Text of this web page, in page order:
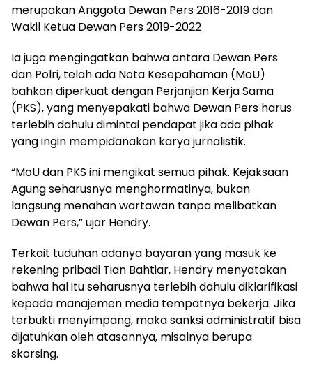
merupakan Anggota Dewan Pers 2016-2019 dan
Wakil Ketua Dewan Pers 2019-2022
Ia juga mengingatkan bahwa antara Dewan Pers
dan Polri, telah ada Nota Kesepahaman (MoU)
bahkan diperkuat dengan Perjanjian Kerja Sama
(PKS), yang menyepakati bahwa Dewan Pers harus
terlebih dahulu dimintai pendapat jika ada pihak
yang ingin mempidanakan karya jurnalistik.
“MoU dan PKS ini mengikat semua pihak. Kejaksaan
Agung seharusnya menghormatinya, bukan
langsung menahan wartawan tanpa melibatkan
Dewan Pers,” ujar Hendry.
Terkait tuduhan adanya bayaran yang masuk ke
rekening pribadi Tian Bahtiar, Hendry menyatakan
bahwa hal itu seharusnya terlebih dahulu diklarifikasi
kepada manajemen media tempatnya bekerja. Jika
terbukti menyimpang, maka sanksi administratif bisa
dijatuhkan oleh atasannya, misalnya berupa
skorsing.